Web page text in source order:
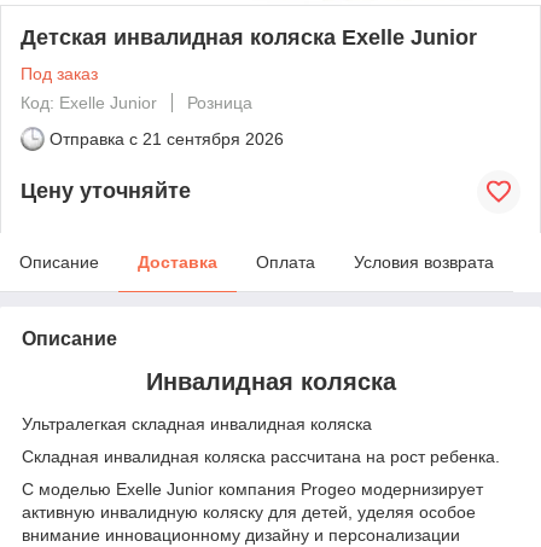
Детская инвалидная коляска Exelle Junior
Под заказ
Код: Exelle Junior
Розница
Отправка с 21 сентября 2026
Цену уточняйте
Описание Доставка Оплата Условия возврата
Описание
Инвалидная коляска
Ультралегкая складная инвалидная коляска
Складная инвалидная коляска рассчитана на рост ребенка.
С моделью Exelle Junior компания Progeo модернизирует
активную инвалидную коляску для детей, уделяя особое
внимание инновационному дизайну и персонализации